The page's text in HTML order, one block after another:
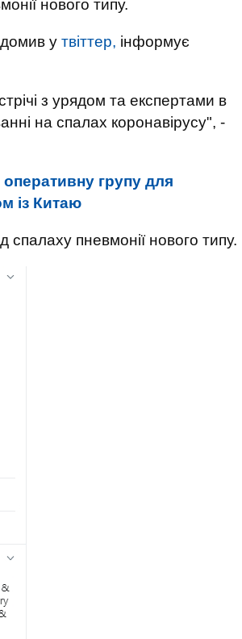
нового типу.
у твіттер, інформує
з урядом та експертами в
на спалах коронавірусу", -
групу для
із Китаю
спалаху пневмонії нового типу.